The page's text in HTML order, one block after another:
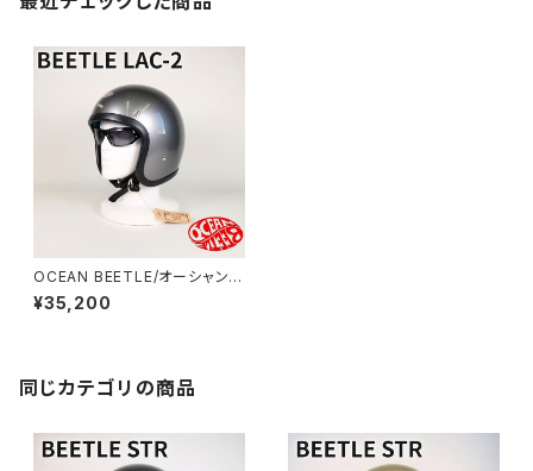
OCEAN BEETLE/オーシャンビ
ートル/L.A.C-2/エルエーシー
2/スペースグレイ/Space Gra
¥35,200
同じカテゴリの商品